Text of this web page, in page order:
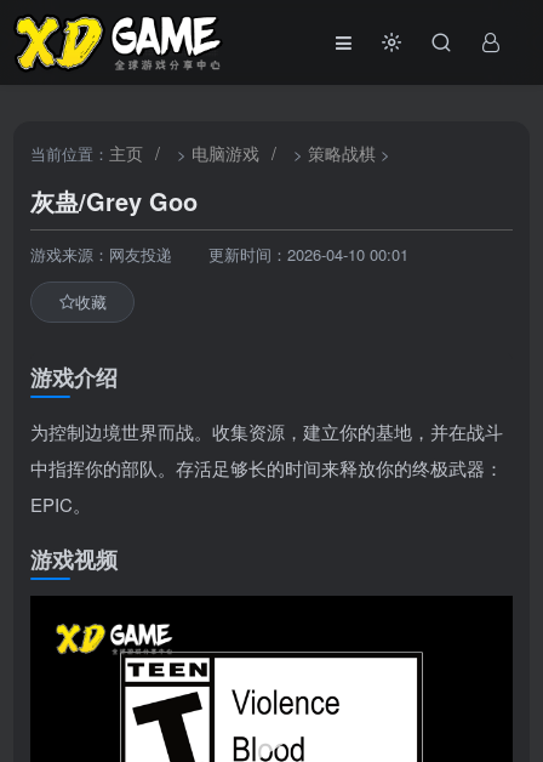
当前位置： 主页 / > 电脑游戏 / >策略战棋 >
灰蛊/Grey Goo
游戏来源：网友投递 更新时间：2026-04-10 00:01
收藏
游戏介绍
为控制边境世界而战。收集资源，建立你的基地，并在战斗
中指挥你的部队。存活足够长的时间来释放你的终极武器：
EPIC。
游戏视频